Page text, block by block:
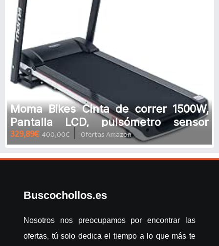
Moma Bikes Cinta de correr 1500W,
Pantalla LCD, pulsómetro sensor
integrado & 12 programas de entre
329,89€ 400,00€ Ofertas Amazon
Buscochollos.es
Nosotros nos preocupamos por encontrar las
ofertas, tú solo dedica el tiempo a lo que más te